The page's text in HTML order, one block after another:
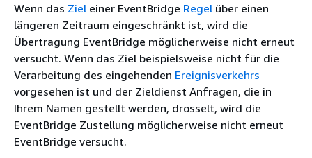
Wenn das Ziel einer EventBridge Regel über einen
längeren Zeitraum eingeschränkt ist, wird die
Übertragung EventBridge möglicherweise nicht erneut
versucht. Wenn das Ziel beispielsweise nicht für die
Verarbeitung des eingehenden Ereignisverkehrs
vorgesehen ist und der Zieldienst Anfragen, die in
Ihrem Namen gestellt werden, drosselt, wird die
EventBridge Zustellung möglicherweise nicht erneut
EventBridge versucht.